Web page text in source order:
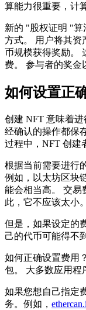
算能力很重要，计
新的 "股权证明 "
方式。 用户将其资
币规模获得奖励。
费。 参与者的奖金
如何设置正
创建 NFT 意味着
经确认的操作都保
过程中，NFT 创建
根据当前需要进行
例如，以太坊区块
能会相当高。 交易
此，它不应该太小。
但是，如果设定的
己的代币可能得不
如何正确设置费用
包。 大多数应用程
如果您想自己指定
务。例如，